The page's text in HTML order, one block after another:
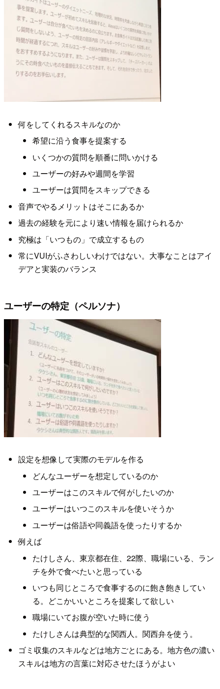
何をしてくれるスキルなのか
希望に沿う食事を提案する
いくつかの質問を順番に問いかける
ユーザーの好みや週間を学習
ユーザーは質問をスキップできる
音声でやるメリットはそこにあるか
過去の経験を元により速い情報を届けられるか
究極は「いつもの」で成立するもの
常にVUIがふさわしいわけではない。大事なことはアイ
デアと実装のバランス
ユーザーの特定（ペルソナ）
設定を想像して実際のモデルを作る
どんなユーザーを想定しているのか
ユーザーはこのスキルで何がしたいのか
ユーザーはいつこのスキルを使いそうか
ユーザーは俗語や同義語を使ったりするか
例えば
たけしさん、東京都在住、22際、職場にいる、ラン
チを外で食べたいと思っている
いつも同じところで食事するのに飽き飽きしてい
る。どこかいいところを提案して欲しい
職場にいてお腹が空いた時に使う
たけしさんは典型的な関西人。関西弁を使う。
ゴミ収集のスキルなどは地方ごとにある。地方色の濃い
スキルは地方の言葉に対応させたほうがよい